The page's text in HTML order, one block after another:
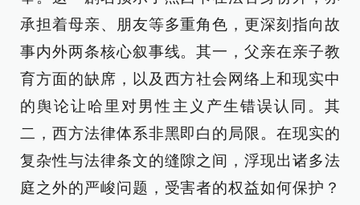
承担着母亲、朋友等多重角色，更深刻指向故
事内外两条核心叙事线。其一，父亲在亲子教
育方面的缺席，以及西方社会网络上和现实中
的舆论让哈里对男性主义产生错误认同。其
二，西方法律体系非黑即白的局限。在现实的
复杂性与法律条文的缝隙之间，浮现出诸多法
庭之外的严峻问题，受害者的权益如何保护？